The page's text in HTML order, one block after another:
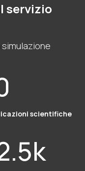
servizio
scientifiche